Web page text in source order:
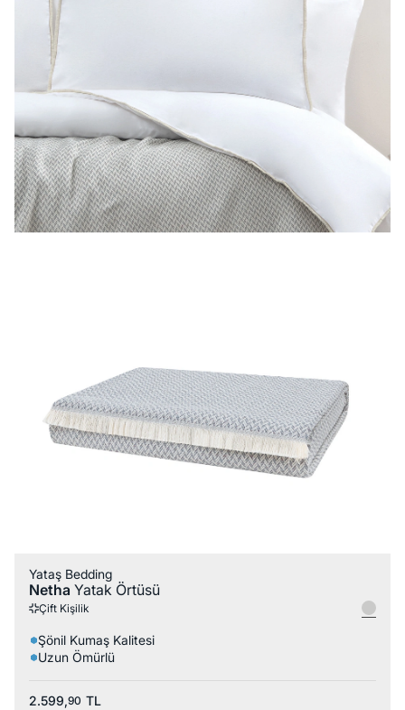
Yataş Bedding
Netha Yatak Örtüsü
Çift Kişilik
Şönil Kumaş Kalitesi
Uzun Ömürlü
2.599,90 TL